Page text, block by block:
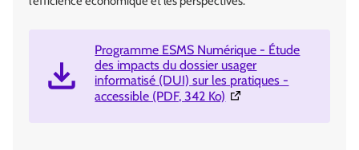
Programme ESMS Numérique - Étude
des impacts du dossier usager
informatisé (DUI) sur les pratiques -
accessible (PDF, 342 Ko) (Ouverture dans une